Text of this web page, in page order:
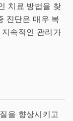
치료 방법을 찾
진단은 매우 복
속적인 관리가
을 향상시키고